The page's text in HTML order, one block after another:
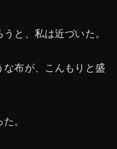
と、私は近づいた。
布が、こんもりと盛
。